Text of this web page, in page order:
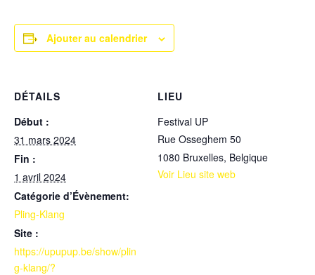
Ajouter au calendrier
DÉTAILS
Début :
31 mars 2024
Fin :
1 avril 2024
Catégorie d’Évènement:
Pling-Klang
Site :
https://upupup.be/show/plin
g-klang/?
LIEU
Festival UP
Rue Osseghem 50
1080 Bruxelles, Belgique
Voir Lieu site web